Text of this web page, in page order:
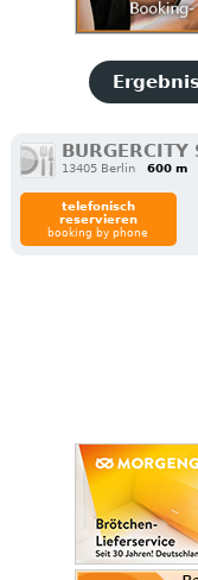
BURGERCITY
13405 Berlin 600 m
telefonisch
reservieren
booking by phone